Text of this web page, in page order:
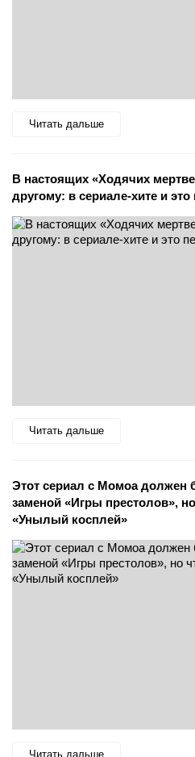
Читать дальше
В настоящих «Ходячих
другому: в сериале-хите и
Читать дальше
Этот сериал с Момоа должен
заменой «Игры престолов»,
«Унылый косплей»
Читать дальше